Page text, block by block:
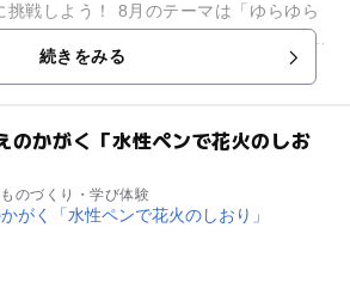
のテーマは「ゆらゆら
先でバランスをとるトンボをつくろう！
続きをみる
のかがく「水性ペンで花火のしお
のづくり・学び体験